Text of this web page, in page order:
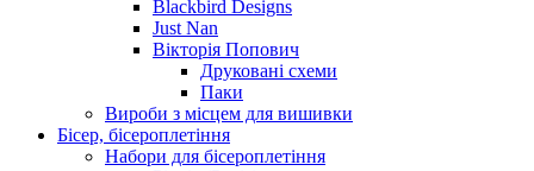
Blackbird Designs
Just Nan
Вікторія Попович
Друковані схеми
Паки
Вироби з місцем для вишивки
Бісер, бісероплетіння
Набори для бісероплетіння